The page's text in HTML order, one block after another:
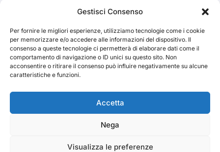
Gestisci Consenso
Per fornire le migliori esperienze, utilizziamo tecnologie come i cookie
per memorizzare e/o accedere alle informazioni del dispositivo. Il
consenso a queste tecnologie ci permetterà di elaborare dati come il
comportamento di navigazione o ID unici su questo sito. Non
acconsentire o ritirare il consenso può influire negativamente su alcune
caratteristiche e funzioni.
Accetta
Nega
Visualizza le preferenze
Cerca
TRAKS
Dal 2014 musica indipendente ed emergente